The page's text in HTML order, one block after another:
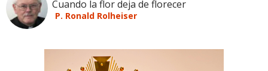
Cuando la flor deja de florecer
P. Ronald Rolheiser